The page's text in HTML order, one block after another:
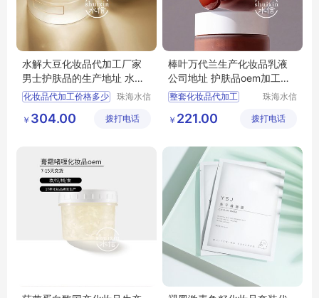
水解大豆化妆品代加工厂家
男士护肤品的生产地址 水信
生物
化妆品代加工价格多少
化妆品odm公司
珠海水信
有限公司
￥ 304.00 拨打电话
棒叶万代兰生产化妆品乳液
公司地址 护肤品oem加工厂
家 水信生物
整套化妆品代加工
化妆品产品的生产
海外化妆品代生产
珠海水信
有限公司
￥ 221.00 拨打电话